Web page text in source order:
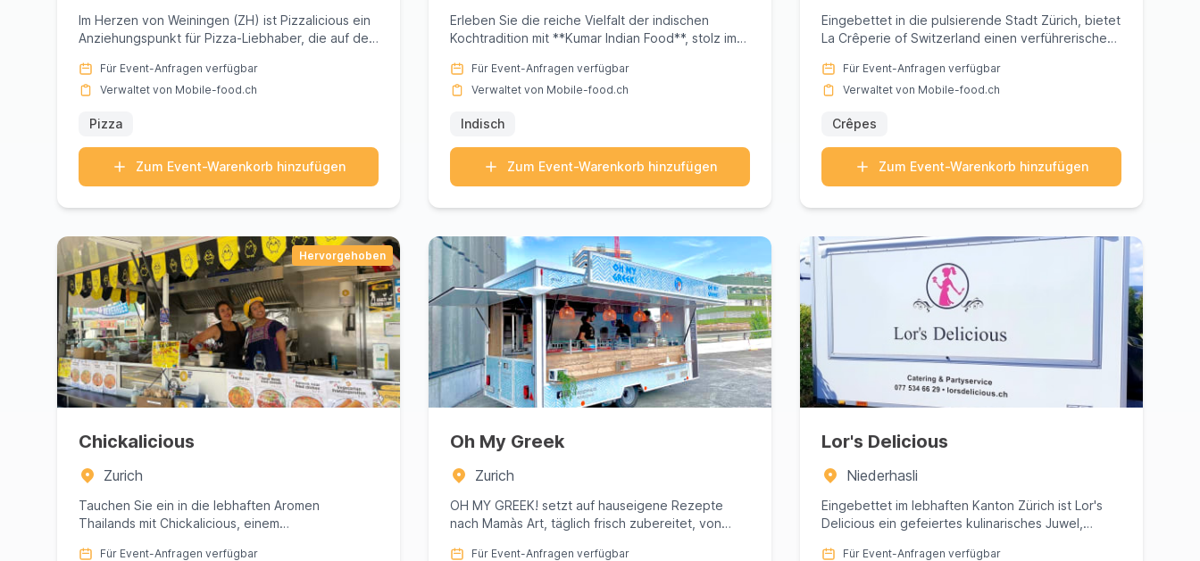
Im Herzen von Weiningen (ZH) ist Pizzalicious ein
Anziehungspunkt für Pizza-Liebhaber, die auf der
Für Event-Anfragen verfügbar
Verwaltet von Mobile-food.ch
Pizza
Zum Event-Warenkorb hinzufügen
Erleben Sie die reiche Vielfalt der indischen
Kochtradition mit **Kumar Indian Food**, stolz im
Für Event-Anfragen verfügbar
Verwaltet von Mobile-food.ch
Indisch
Zum Event-Warenkorb hinzufügen
Eingebettet in die pulsierende Stadt Zürich, bietet
La Crêperie of Switzerland einen verführerischen
Für Event-Anfragen verfügbar
Verwaltet von Mobile-food.ch
Crêpes
Zum Event-Warenkorb hinzufügen
Hervorgehoben
Chickalicious
Zurich
Tauchen Sie ein in die lebhaften Aromen
Thailands mit Chickalicious, einem
Für Event-Anfragen verfügbar
Oh My Greek
Zurich
OH MY GREEK! setzt auf hauseigene Rezepte
nach Mamàs Art, täglich frisch zubereitet, von
Für Event-Anfragen verfügbar
Lor's Delicious
Niederhasli
Eingebettet im lebhaften Kanton Zürich ist Lor's
Delicious ein gefeiertes kulinarisches Juwel,
Für Event-Anfragen verfügbar